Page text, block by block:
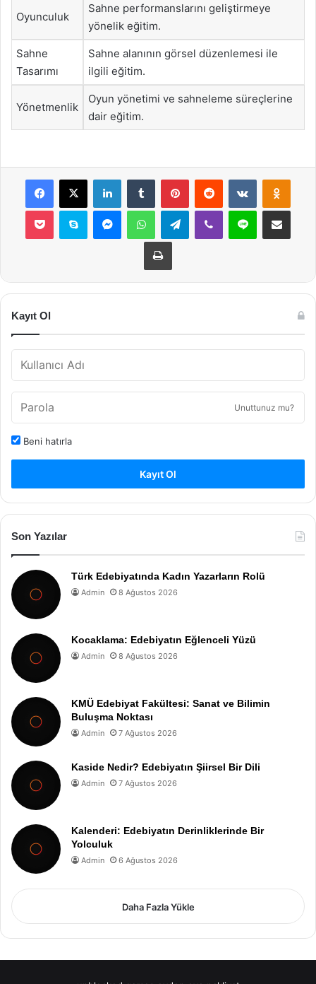
Oyunculuk
Sahne performanslarını geliştirmeye
yönelik eğitim.
Sahne
Tasarımı
Sahne alanının görsel düzenlemesi ile
ilgili eğitim.
Yönetmenlik
Oyun yönetimi ve sahneleme süreçlerine
dair eğitim.
Facebook
X LinkedInTumblr PinterestReddit VKontakte
Pocket Skype MessengerWhatsAppTelegramViber Line E-Posta ile
Yazdır
Kayıt Ol
Unuttunuz mu?
Beni hatırla
Kayıt Ol
Son Yazılar
Türk Edebiyatında Kadın Yazarların Rolü
Admin 8 Ağustos 2026
Kocaklama: Edebiyatın Eğlenceli Yüzü
Admin 8 Ağustos 2026
KMÜ Edebiyat Fakültesi: Sanat ve Bilimin
Buluşma Noktası
Admin 7 Ağustos 2026
Kaside Nedir? Edebiyatın Şiirsel Bir Dili
Admin 7 Ağustos 2026
Kalenderi: Edebiyatın Derinliklerinde Bir
Yolculuk
Admin 6 Ağustos 2026
Daha Fazla Yükle